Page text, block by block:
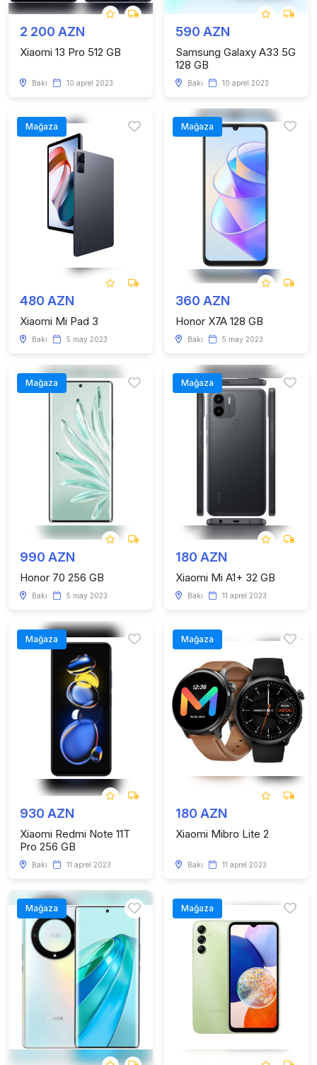
2 200 AZN
Xiaomi 13 Pro 512 GB
Bakı 10 aprel 2023
590 AZN
Samsung Galaxy A33 5G
128 GB
Bakı 10 aprel 2023
Mağaza
480 AZN
Xiaomi Mi Pad 3
Bakı 5 may 2023
Mağaza
360 AZN
Honor X7A 128 GB
Bakı 5 may 2023
Mağaza
990 AZN
Honor 70 256 GB
Bakı 5 may 2023
Mağaza
180 AZN
Xiaomi Mi A1+ 32 GB
Bakı 11 aprel 2023
Mağaza
930 AZN
Xiaomi Redmi Note 11T
Pro 256 GB
Bakı 11 aprel 2023
Mağaza
180 AZN
Xiaomi Mibro Lite 2
Bakı 11 aprel 2023
Mağaza Mağaza